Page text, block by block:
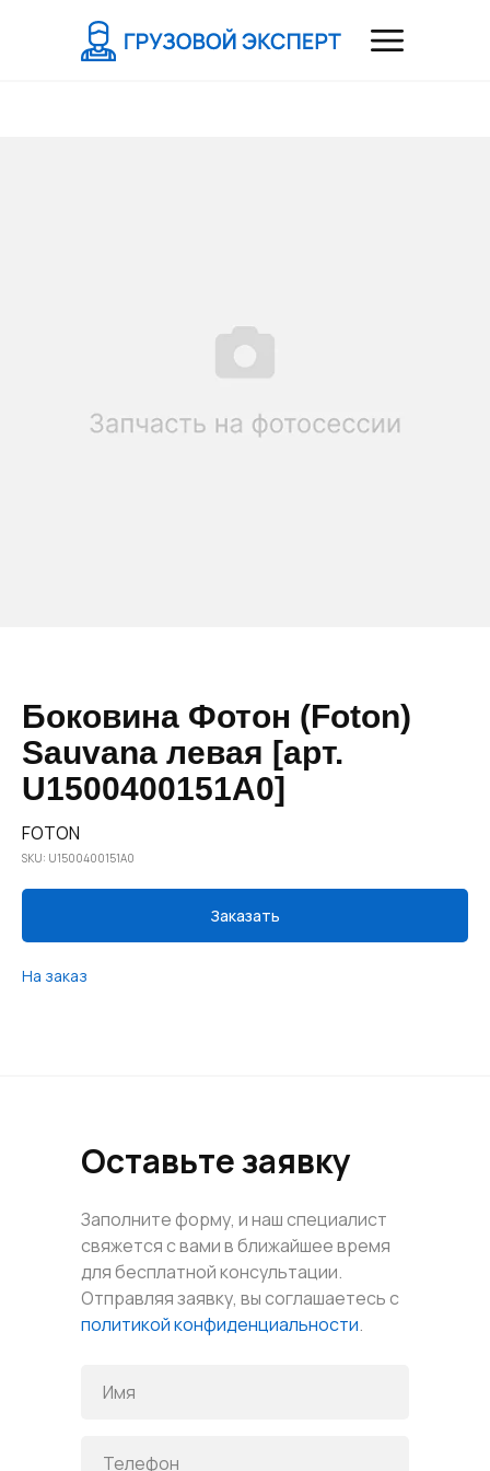
Боковина Фотон (Foton)
Sauvana левая [арт.
U1500400151A0]
FOTON
SKU: U1500400151A0
Заказать
На заказ
Оставьте заявку
Заполните форму, и наш специалист
свяжется с вами в ближайшее время
для бесплатной консультации.
Отправляя заявку, вы соглашаетесь с
политикой конфиденциальности.